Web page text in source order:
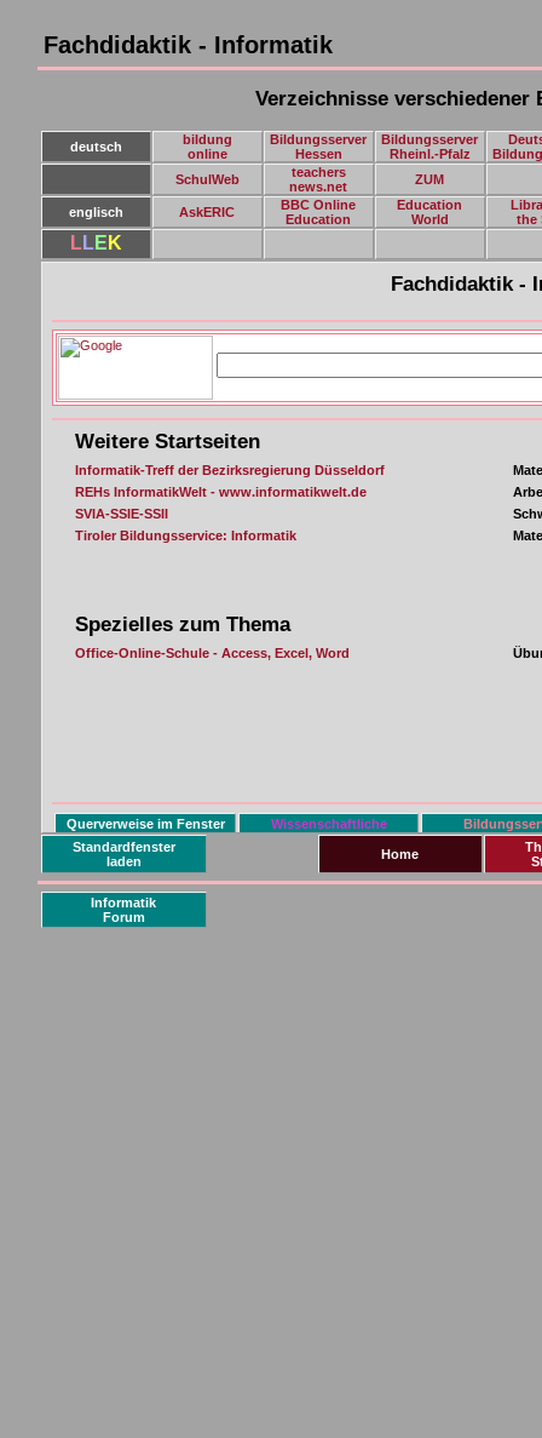
Fachdidaktik - Informatik
Verzeichnisse
deutsch
bildung
online
Bildungsserver
Hessen
Bildungsserver
Rheinl.-Pfalz
SchulWeb
teachers
news.net
ZUM
englisch AskERIC
BBC Online
Education
Education
World
the
LLE K
Standardfenster
laden
Home
Informatik
Forum